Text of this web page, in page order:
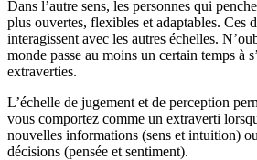
Dans l’autre sens, les personnes qui
plus ouvertes, flexibles et adaptables. Ces
interagissent avec les autres échelles.
monde passe au moins un certain temps à
extraverties.
L’échelle de jugement et de perception
vous comportez comme un extraverti
nouvelles informations (sens et intuition)
décisions (pensée et sentiment).